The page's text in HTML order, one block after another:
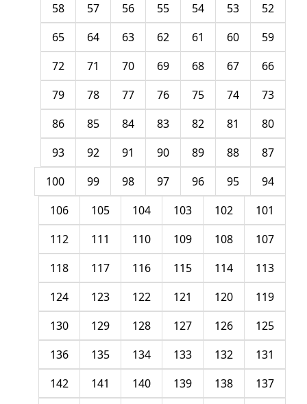
52
53
54
55
56
57
58
59
60
61
62
63
64
65
66
67
68
69
70
71
72
73
74
75
76
77
78
79
80
81
82
83
84
85
86
87
88
89
90
91
92
93
94
95
96
97
98
99
100
101
102
103
104
105
106
107
108
109
110
111
112
113
114
115
116
117
118
119
120
121
122
123
124
125
126
127
128
129
130
131
132
133
134
135
136
137
138
139
140
141
142